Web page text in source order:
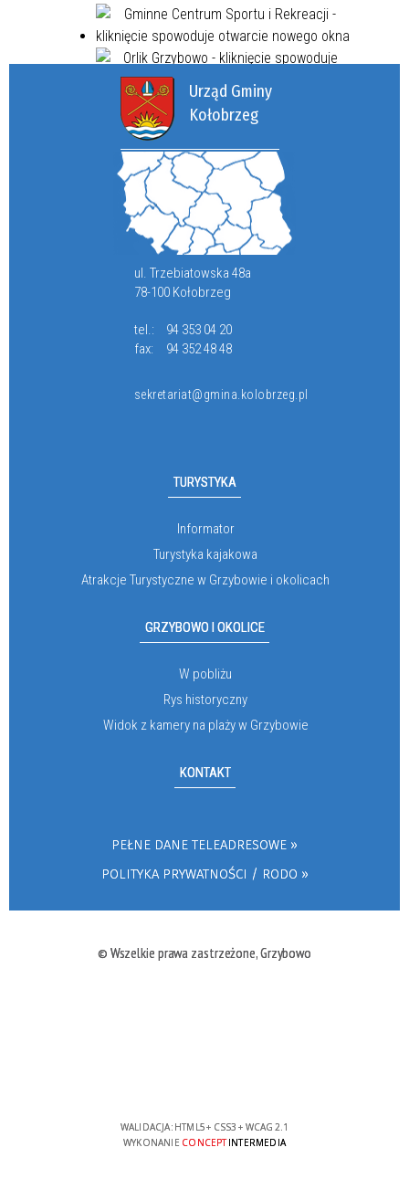
Urząd Gminy
Kołobrzeg
ul. Trzebiatowska 48a
78-100 Kołobrzeg
tel.:
94 353 04 20
fax:
94 352 48 48
sekretariat@gmina.kolobrzeg.pl
TURYSTYKA
Informator
Turystyka kajakowa
Atrakcje Turystyczne w Grzybowie i okolicach
GRZYBOWO I OKOLICE
W pobliżu
Rys historyczny
Widok z kamery na plaży w Grzybowie
KONTAKT
PEŁNE DANE TELEADRESOWE
POLITYKA PRYWATNOŚCI / RODO
© Wszelkie prawa zastrzeżone, Grzybowo
WALIDACJA: HTML5+ CSS3 + WCAG 2.1
WYKONANIE CONCEPTINTERMEDIA